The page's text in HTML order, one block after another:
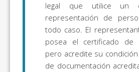
legal que utilice un
representación de
todo caso. El
posea el certificado de
pero acredite su
de documentación